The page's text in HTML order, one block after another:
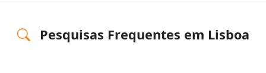
Pesquisas Frequentes em Lisboa